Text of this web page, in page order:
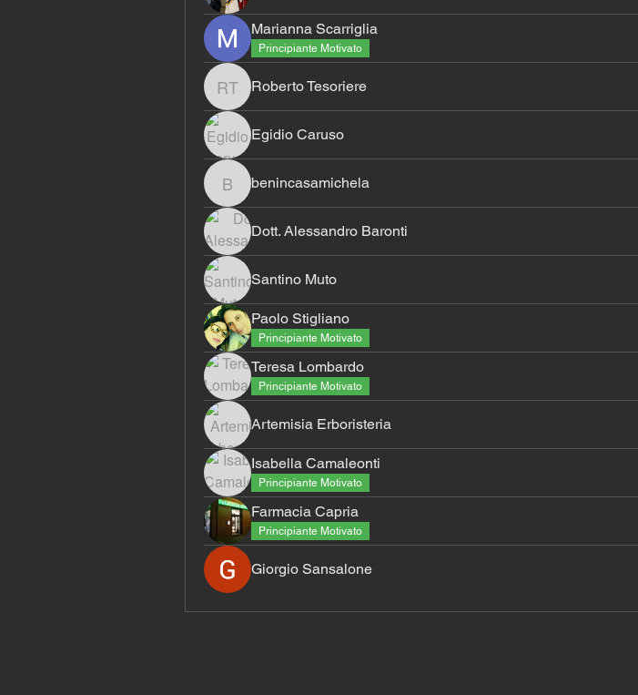
Marianna Scarriglia
Principiante Motivato
Roberto Tesoriere
Roberto Tesoriere
Egidio Caruso
benincasamichela
benincasamichela
Dott. Alessandro Baronti
Santino Muto
Paolo Stigliano
Principiante Motivato
Teresa Lombardo
Principiante Motivato
Artemisia Erboristeria
Isabella Camaleonti
Principiante Motivato
Farmacia Capria
Principiante Motivato
Giorgio Sansalone